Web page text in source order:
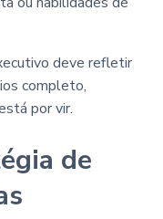
deve refletir
completo,
por vir.
de